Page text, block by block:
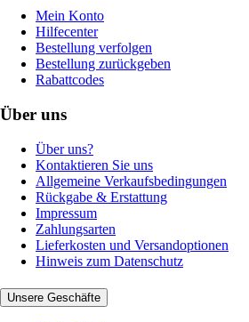
Mein Konto
Hilfecenter
Bestellung verfolgen
Bestellung zurückgeben
Rabattcodes
Über uns
Über uns?
Kontaktieren Sie uns
Allgemeine Verkaufsbedingungen
Rückgabe & Erstattung
Impressum
Zahlungsarten
Lieferkosten und Versandoptionen
Hinweis zum Datenschutz
Unsere Geschäfte